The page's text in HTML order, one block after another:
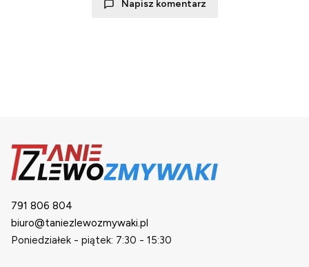
Napisz komentarz
791 806 804
biuro@taniezlewozmywaki.pl
Poniedziałek - piątek: 7:30 - 15:30